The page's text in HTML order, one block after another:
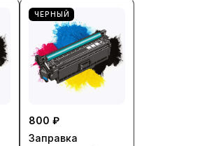
ЧЕРНЫЙ
800 ₽
Заправка